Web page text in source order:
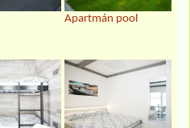
Apartmán pool